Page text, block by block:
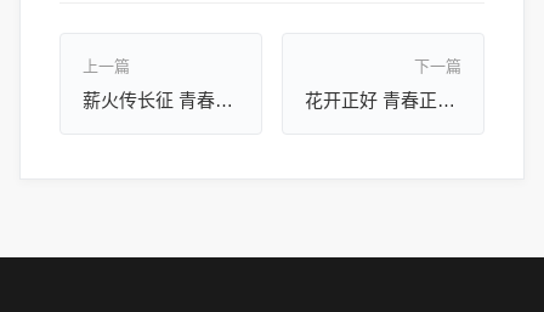
上一篇
薪火传长征 青春赴新程||清华博士生讲师团走进营山中学线上宣讲
下一篇
花开正好 青春正燃 ||营山中学春日特辑